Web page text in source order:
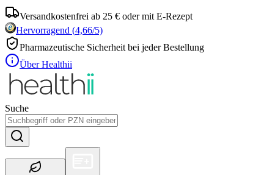
Versandkostenfrei ab 25 € oder mit E-Rezept
Hervorragend (4,66/5)
Pharmazeutische Sicherheit bei jeder Bestellung
Über Healthii
Suche